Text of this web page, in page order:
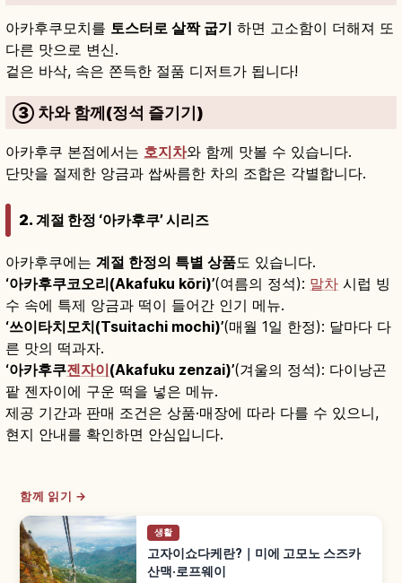
아카후쿠모치를 토스터로 살짝 굽기 하면 고소함이 더해져 또
다른 맛으로 변신.
겉은 바삭, 속은 쫀득한 절품 디저트가 됩니다!
③ 차와 함께(정석 즐기기)
아카후쿠 본점에서는 호지차와 함께 맛볼 수 있습니다.
단맛을 절제한 앙금과 쌉싸름한 차의 조합은 각별합니다.
2. 계절 한정 ‘아카후쿠’ 시리즈
아카후쿠에는 계절 한정의 특별 상품도 있습니다.
‘아카후쿠코오리(Akafuku kōri)’(여름의 정석): 말차 시럽 빙
수 속에 특제 앙금과 떡이 들어간 인기 메뉴.
‘쓰이타치모치(Tsuitachi mochi)’(매월 1일 한정): 달마다 다
른 맛의 떡과자.
‘아카후쿠젠자이(Akafuku zenzai)’(겨울의 정석): 다이낭곤
팥 젠자이에 구운 떡을 넣은 메뉴.
제공 기간과 판매 조건은 상품·매장에 따라 다를 수 있으니,
현지 안내를 확인하면 안심입니다.
함께 읽기 →
생활
고자이쇼다케란?｜미에 고모노 스즈카
산맥·로프웨이